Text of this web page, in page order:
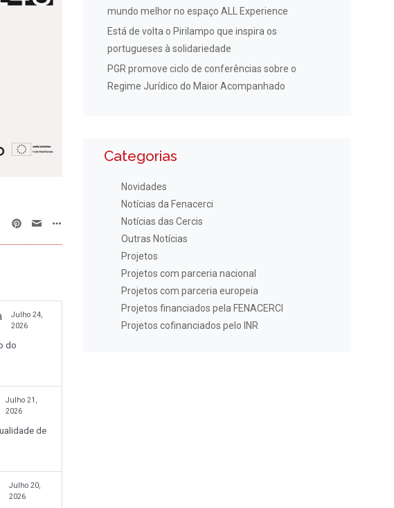
Julho 24,
2026
do
Julho 21,
2026
de
Julho 20,
2026
mundo melhor no espaço ALL Experience
Está de volta o Pirilampo que inspira os
portugueses à solidariedade
PGR promove ciclo de conferências sobre o
Regime Jurídico do Maior Acompanhado
Categorias
Novidades
Notícias da Fenacerci
Notícias das Cercis
Outras Notícias
Projetos
Projetos com parceria nacional
Projetos com parceria europeia
Projetos financiados pela FENACERCI
Projetos cofinanciados pelo INR